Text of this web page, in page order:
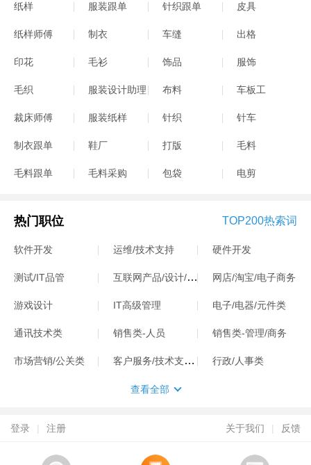
纸样 服装跟单 针织跟单 皮具
纸样师傅 制衣 车缝 出格
印花 毛衫 饰品 服饰
毛织 服装设计助理 布料 车板工
裁床师傅 服装纸样 针织 针车
制衣跟单 鞋厂 打版 毛料
毛料跟单 毛料采购 包袋 电剪
热门职位 TOP200热索词
软件开发 运维/技术支持 硬件开发
测试/IT品管 互联网产品/设计/运营 网店/淘宝/电子商务
游戏设计 IT高级管理 电子/电器/元件类
通讯技术类 销售类-人员 销售类-管理/商务
市场营销/公关类 客户服务/技术支持类 行政/人事类
查看全部
登录 | 注册 关于我们 | 反馈